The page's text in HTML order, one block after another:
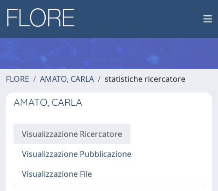
FLORE AMATO, CARLA statistiche ricercatore
AMATO, CARLA
Visualizzazione Ricercatore
Visualizzazione Pubblicazione
Visualizzazione File